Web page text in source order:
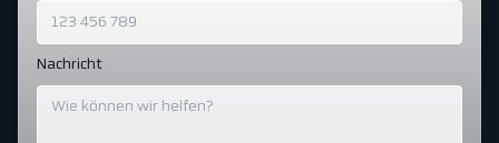
Nachricht